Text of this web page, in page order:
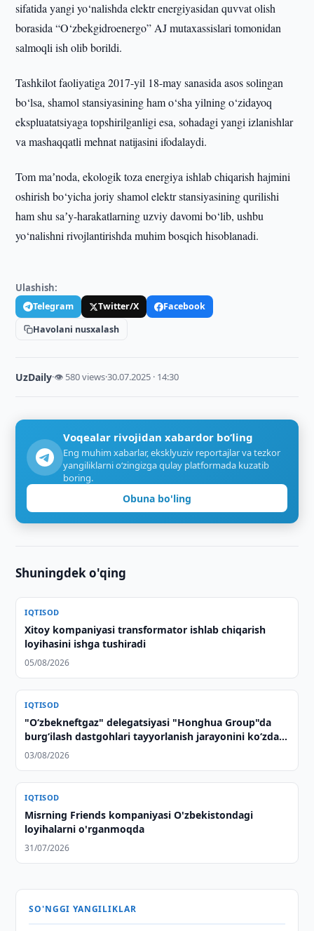
sifatida yangi yo‘nalishda elektr energiyasidan quvvat olish
borasida “O‘zbekgidroenergo” AJ mutaxassislari tomonidan
salmoqli ish olib borildi.
Tashkilot faoliyatiga 2017-yil 18-may sanasida asos solingan
bo‘lsa, shamol stansiyasining ham o‘sha yilning o‘zidayoq
ekspluatatsiyaga topshirilganligi esa, sohadagi yangi izlanishlar
va mashaqqatli mehnat natijasini ifodalaydi.
Tom maʼnoda, ekologik toza energiya ishlab chiqarish hajmini
oshirish bo‘yicha joriy shamol elektr stansiyasining qurilishi
ham shu saʼy-harakatlarning uzviy davomi bo‘lib, ushbu
yo‘nalishni rivojlantirishda muhim bosqich hisoblanadi.
Ulashish:
Telegram Twitter/X
Facebook
Havolani nusxalash
UzDaily·👁 580 views·30.07.2025 · 14:30
Voqealar rivojidan xabardor bo‘ling
Eng muhim xabarlar, eksklyuziv reportajlar va tezkor
yangiliklarni o‘zingizga qulay platformada kuzatib
boring.
Obuna bo'ling
Shuningdek o'qing
IQTISOD
Xitoy kompaniyasi transformator ishlab chiqarish
loyihasini ishga tushiradi
05/08/2026
IQTISOD
"O‘zbekneftgaz" delegatsiyasi "Honghua Group"da
burg‘ilash dastgohlari tayyorlanish jarayonini ko‘zdan
kechirdi
03/08/2026
IQTISOD
Misrning Friends kompaniyasi O'zbekistondagi
loyihalarni o'rganmoqda
31/07/2026
SO'NGGI YANGILIKLAR